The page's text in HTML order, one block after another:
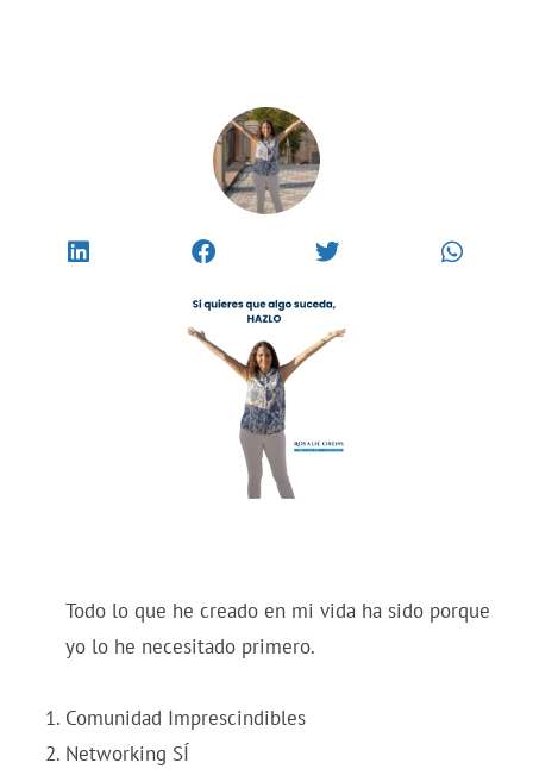
Todo lo que he creado en mi vida ha sido porque
yo lo he necesitado primero.
Comunidad Imprescindibles
Networking SÍ